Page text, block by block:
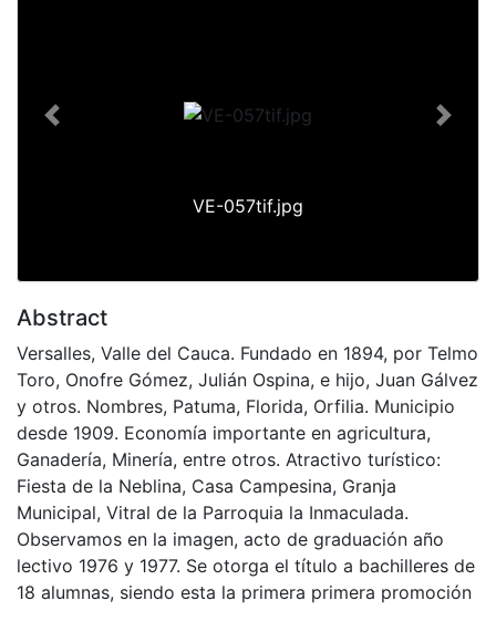
VE-057tif.jpg
Previous Next
Abstract
Versalles, Valle del Cauca. Fundado en 1894, por Telmo
Toro, Onofre Gómez, Julián Ospina, e hijo, Juan Gálvez
y otros. Nombres, Patuma, Florida, Orfilia. Municipio
desde 1909. Economía importante en agricultura,
Ganadería, Minería, entre otros. Atractivo turístico:
Fiesta de la Neblina, Casa Campesina, Granja
Municipal, Vitral de la Parroquia la Inmaculada.
Observamos en la imagen, acto de graduación año
lectivo 1976 y 1977. Se otorga el título a bachilleres de
18 alumnas, siendo esta la primera primera promoción